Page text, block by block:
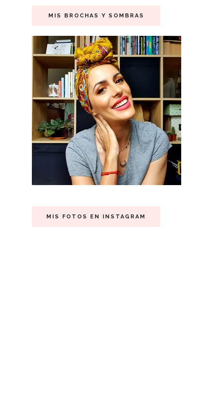
MIS BROCHAS Y SOMBRAS
MIS FOTOS EN INSTAGRAM